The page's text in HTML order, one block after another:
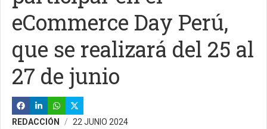
eCommerce Day Perú,
que se realizará del 25 al
27 de junio
REDACCIÓN 22 JUNIO 2024